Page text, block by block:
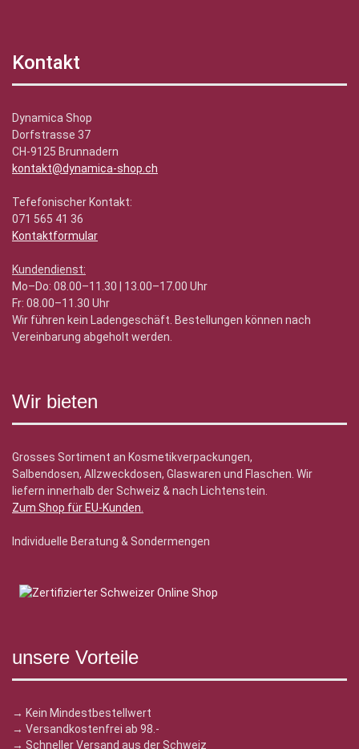
Kontakt
Dynamica Shop
Dorfstrasse 37
CH-9125 Brunnadern
kontakt@dynamica-shop.ch
Tefefonischer Kontakt:
071 565 41 36
Kontaktformular
Kundendienst:
Mo–Do: 08.00–11.30 | 13.00–17.00 Uhr
Fr: 08.00–11.30 Uhr
Wir führen kein Ladengeschäft. Bestellungen können nach
Vereinbarung abgeholt werden.
Wir bieten
Grosses Sortiment an Kosmetikverpackungen,
Salbendosen, Allzweckdosen, Glaswaren und Flaschen. Wir
liefern innerhalb der Schweiz & nach Lichtenstein.
Zum Shop für EU-Kunden.
Individuelle Beratung & Sondermengen
unsere Vorteile
→ Kein Mindestbestellwert
→ Versandkostenfrei ab 98.-
→ Schneller Versand aus der Schweiz